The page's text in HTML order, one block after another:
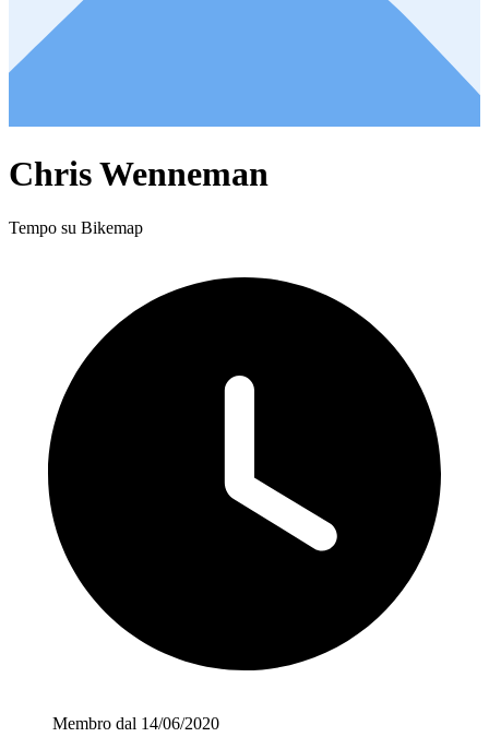
Chris Wenneman
Tempo su Bikemap
Membro dal 14/06/2020